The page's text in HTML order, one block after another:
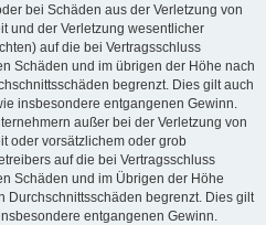
bei Schäden aus der Verletzung von
und der Verletzung wesentlicher
auf die bei Vertragsschluss
Schäden und im übrigen der Höhe nach
begrenzt. Dies gilt auch
insbesondere entgangenen Gewinn.
außer bei der Verletzung von
oder vorsätzlichem oder grob
auf die bei Vertragsschluss
Schäden und im Übrigen der Höhe
Durchschnittsschäden begrenzt. Dies gilt
entgangenen Gewinn.